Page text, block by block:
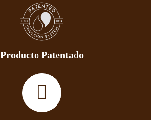
Producto Patentado